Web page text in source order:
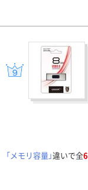
「メモリ容量」違いで全6